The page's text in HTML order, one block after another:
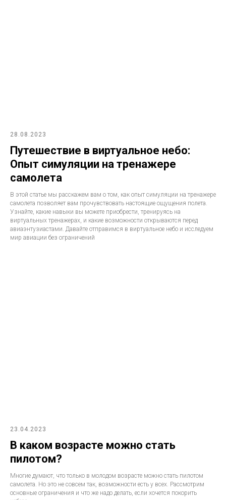
28.08.2023
Путешествие в виртуальное небо:
Опыт симуляции на тренажере
самолета
В этой статье мы расскажем вам о том, как опыт симуляции на тренажере
самолета позволяет вам прочувствовать настоящие ощущения полета.
Узнайте, какие навыки вы можете приобрести, тренируясь на
виртуальных тренажерах, и какие возможности открываются перед
авиаэнтузиастами. Давайте отправимся в виртуальное небо и исследуем
мир авиации без ограничений
23.04.2023
В каком возрасте можно стать
пилотом?
Многие думают, что только в молодом возрасте можно стать пилотом
самолета. Но это не совсем так, возможности есть у всех. Рассмотрим
основные ограничения и что же надо делать, если хочется покорить